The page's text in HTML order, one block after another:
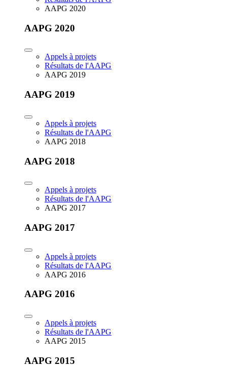
AAPG 2020
AAPG 2020
Appels à projets
Résultats de l'AAPG
AAPG 2019
AAPG 2019
Appels à projets
Résultats de l'AAPG
AAPG 2018
AAPG 2018
Appels à projets
Résultats de l'AAPG
AAPG 2017
AAPG 2017
Appels à projets
Résultats de l'AAPG
AAPG 2016
AAPG 2016
Appels à projets
Résultats de l'AAPG
AAPG 2015
AAPG 2015